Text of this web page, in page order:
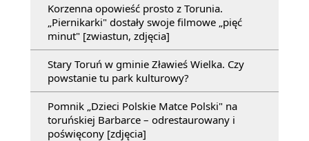
Korzenna opowieść prosto z Torunia.
„Piernikarki" dostały swoje filmowe „pięć
minut" [zwiastun, zdjęcia]
Stary Toruń w gminie Zławieś Wielka. Czy
powstanie tu park kulturowy?
Pomnik „Dzieci Polskie Matce Polski" na
toruńskiej Barbarce – odrestaurowany i
poświęcony [zdjęcia]